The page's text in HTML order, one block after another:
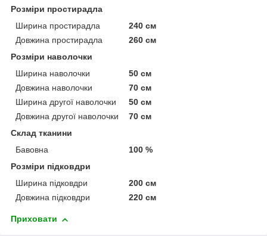
Розміри простирадла
Ширина простирадла
240 см
Довжина простирадла
260 см
Розміри наволочки
Ширина наволочки
50 см
Довжина наволочки
70 см
Ширина другої наволочки
50 см
Довжина другої наволочки
70 см
Склад тканини
Бавовна
100 %
Розміри підковдри
Ширина підковдри
200 см
Довжина підковдри
220 см
Приховати